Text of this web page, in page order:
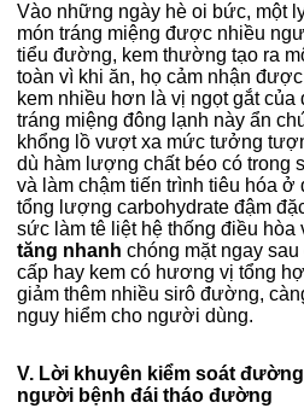
Vào những ngày hè oi bức, một
món tráng miệng được nhiều
tiểu đường, kem thường tạo ra
toàn vì khi ăn, họ cảm nhận
kem nhiều hơn là vị ngọt gắt
tráng miệng đông lạnh này ẩn
khổng lồ vượt xa mức tưởng
dù hàm lượng chất béo có trong
và làm chậm tiến trình tiêu hóa ở
tổng lượng carbohydrate đậm
sức làm tê liệt hệ thống điều hòa
tăng nhanh chóng mặt ngay
cấp hay kem có hương vị tổng
giảm thêm nhiều sirô đường,
nguy hiểm cho người dùng.
V. Lời khuyên kiểm soát
người bệnh đái tháo đường